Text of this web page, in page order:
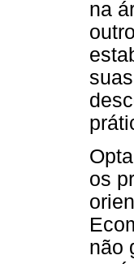
na
os
não